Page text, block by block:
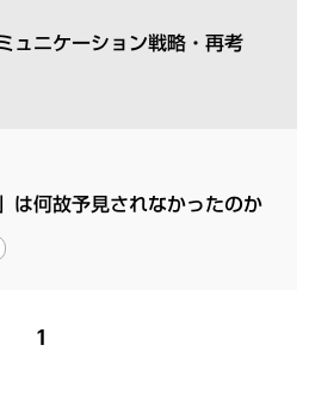
ュニケーション戦略・再考
は何故予見されなかったのか
1